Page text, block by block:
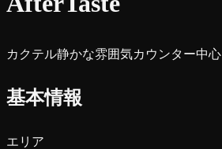
カクテル静かな雰囲気カウンター中心
基本情報
エリア